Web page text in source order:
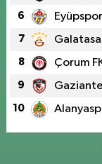
6 Eyüpspor
7
8 Çorum
9
10